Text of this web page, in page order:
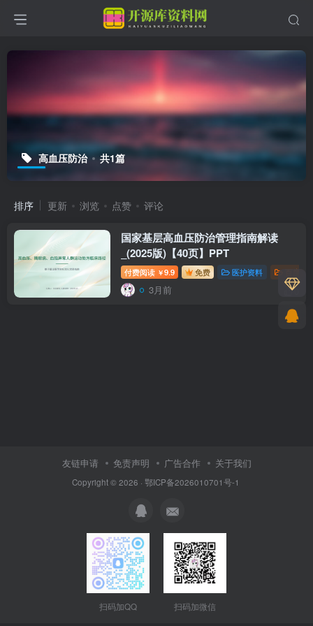
高血压防治 共1篇
排序 更新 浏览 点赞 评论
国家基层高血压防治管理指南解读
_(2025版)【40页】PPT
付费阅读 ￥9.9 免费 医护资料 百度网
3月前 0
友链申请 免责声明 广告合作 关于我们
Copyright © 2026 · 鄂ICP备2026010701号-1
扫码加QQ 扫码加微信